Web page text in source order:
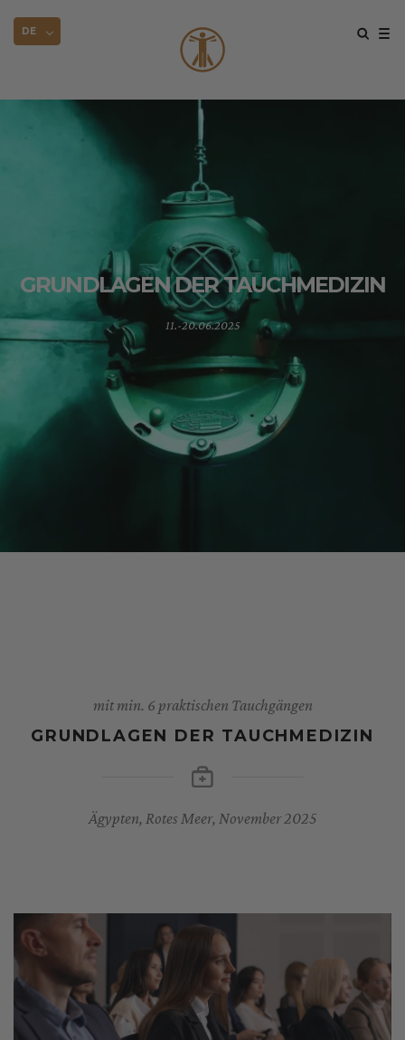
DE
GRUNDLAGEN DER TAUCHMEDIZIN
11.-20.06.2025
mit min. 6 praktischen Tauchgängen
GRUNDLAGEN DER TAUCHMEDIZIN
Ägypten, Rotes Meer, November 2025